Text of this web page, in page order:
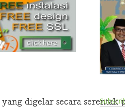
digelar secara serentak